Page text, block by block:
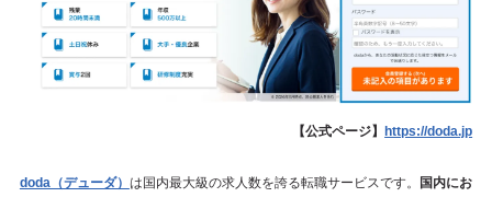
【公式ページ】 https://doda.jp
doda（デューダ） は国内最大級の求人数を誇る転職サービスです。
国内にお